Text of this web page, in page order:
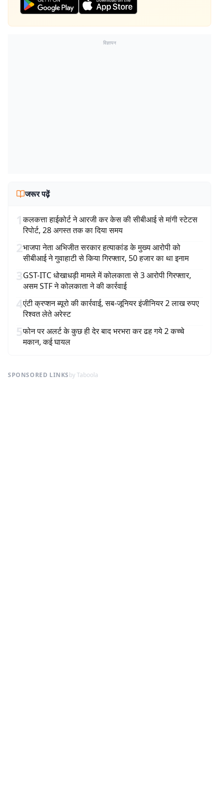
विज्ञापन
जरूर पढ़ें
1कलकत्ता हाईकोर्ट ने आरजी कर केस की सीबीआई से मांगी स्टेटस
रिपोर्ट, 28 अगस्त तक का दिया समय
2भाजपा नेता अभिजीत सरकार हत्याकांड के मुख्य आरोपी को
सीबीआई ने गुवाहाटी से किया गिरफ्तार, 50 हजार का था इनाम
3GST-ITC धोखाधड़ी मामले में कोलकाता से 3 आरोपी गिरफ्तार,
असम STF ने कोलकाता ने की कार्रवाई
4एंटी क्रप्शन ब्यूरो की कार्रवाई, सब-जूनियर इंजीनियर 2 लाख रुपए
रिश्वत लेते अरेस्ट
5फोन पर अलर्ट के कुछ ही देर बाद भरभरा कर ढह गये 2 कच्चे
मकान, कई घायल
SPONSORED LINKSby Taboola